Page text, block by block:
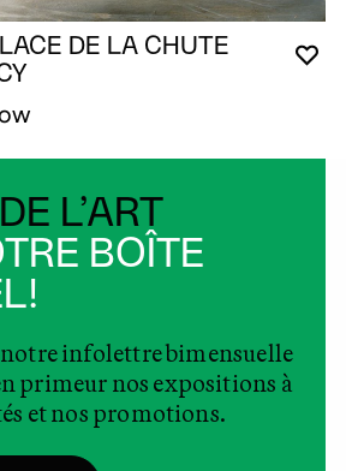
DE LA CHUTE
L’ART
BOÎTE
infolettre bimensuelle
primeur nos expositions à
et nos promotions.